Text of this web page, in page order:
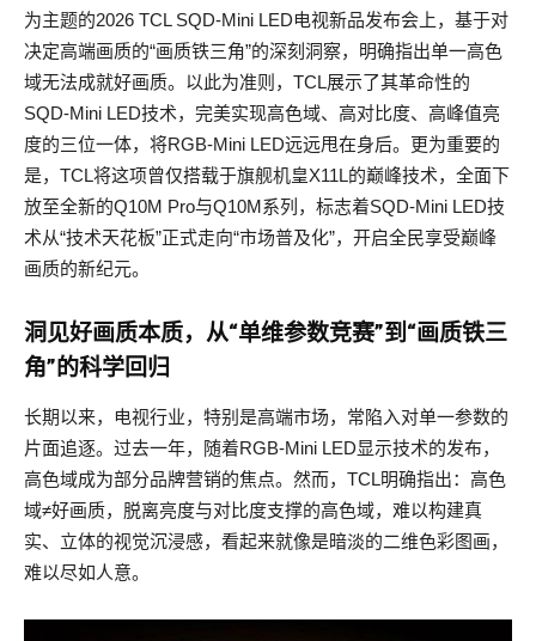
为主题的2026 TCL SQD-Mini LED电视新品发布会上，基于对
决定高端画质的“画质铁三角”的深刻洞察，明确指出单一高色
域无法成就好画质。以此为准则，TCL展示了其革命性的
SQD-Mini LED技术，完美实现高色域、高对比度、高峰值亮
度的三位一体，将RGB-Mini LED远远甩在身后。更为重要的
是，TCL将这项曾仅搭载于旗舰机皇X11L的巅峰技术，全面下
放至全新的Q10M Pro与Q10M系列，标志着SQD-Mini LED技
术从“技术天花板”正式走向“市场普及化”，开启全民享受巅峰
画质的新纪元。
洞见好画质本质，从“单维参数竞赛”到“画质铁三
角”的科学回归
长期以来，电视行业，特别是高端市场，常陷入对单一参数的
片面追逐。过去一年，随着RGB-Mini LED显示技术的发布，
高色域成为部分品牌营销的焦点。然而，TCL明确指出：高色
域≠好画质，脱离亮度与对比度支撑的高色域，难以构建真
实、立体的视觉沉浸感，看起来就像是暗淡的二维色彩图画，
难以尽如人意。